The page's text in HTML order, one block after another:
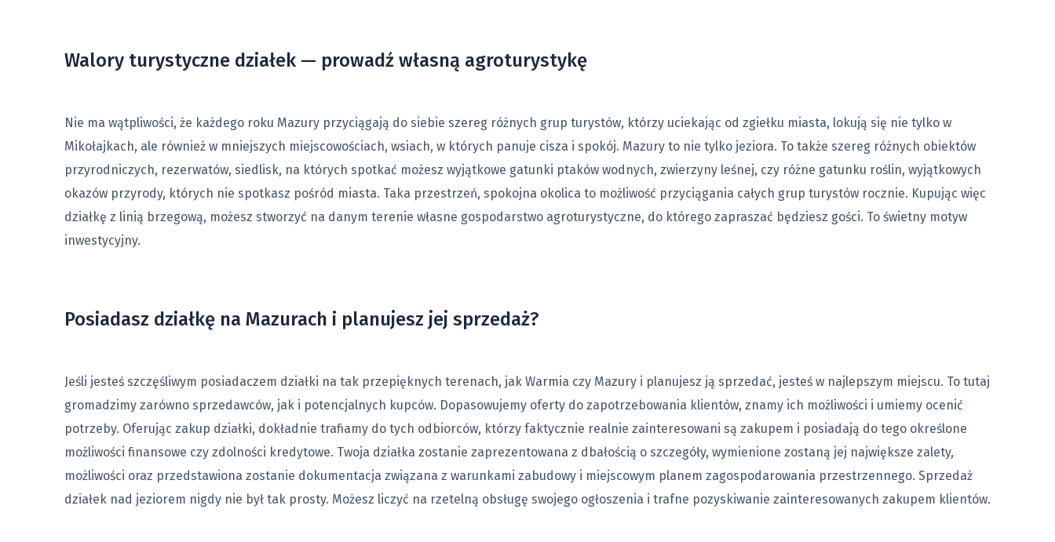
Walory turystyczne działek — prowadź własną agroturystykę
Nie ma wątpliwości, że każdego roku Mazury przyciągają do siebie szereg różnych grup turystów, którzy uciekając od zgiełku miasta, lokują się nie tylko w
Mikołajkach, ale również w mniejszych miejscowościach, wsiach, w których panuje cisza i spokój. Mazury to nie tylko jeziora. To także szereg różnych obiektów
przyrodniczych, rezerwatów, siedlisk, na których spotkać możesz wyjątkowe gatunki ptaków wodnych, zwierzyny leśnej, czy różne gatunku roślin, wyjątkowych
okazów przyrody, których nie spotkasz pośród miasta. Taka przestrzeń, spokojna okolica to możliwość przyciągania całych grup turystów rocznie. Kupując więc
działkę z linią brzegową, możesz stworzyć na danym terenie własne gospodarstwo agroturystyczne, do którego zapraszać będziesz gości. To świetny motyw
inwestycyjny.
Posiadasz działkę na Mazurach i planujesz jej sprzedaż?
Jeśli jesteś szczęśliwym posiadaczem działki na tak przepięknych terenach, jak Warmia czy Mazury i planujesz ją sprzedać, jesteś w najlepszym miejscu. To tutaj
gromadzimy zarówno sprzedawców, jak i potencjalnych kupców. Dopasowujemy oferty do zapotrzebowania klientów, znamy ich możliwości i umiemy ocenić
potrzeby. Oferując zakup działki, dokładnie trafiamy do tych odbiorców, którzy faktycznie realnie zainteresowani są zakupem i posiadają do tego określone
możliwości finansowe czy zdolności kredytowe. Twoja działka zostanie zaprezentowana z dbałością o szczegóły, wymienione zostaną jej największe zalety,
możliwości oraz przedstawiona zostanie dokumentacja związana z warunkami zabudowy i miejscowym planem zagospodarowania przestrzennego. Sprzedaż
działek nad jeziorem nigdy nie był tak prosty. Możesz liczyć na rzetelną obsługę swojego ogłoszenia i trafne pozyskiwanie zainteresowanych zakupem klientów.